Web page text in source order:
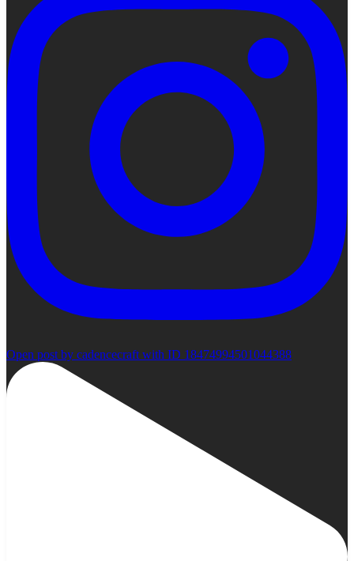
Open post by cadencecraft with ID 18474994501044388